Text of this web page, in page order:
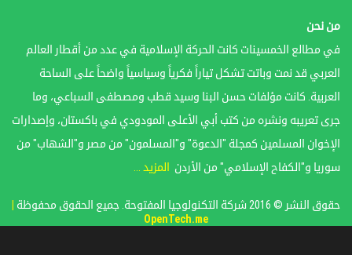
من نحن
في مطالع الخمسينات كانت الحركة الإسلامية في عدد من أقطار العالم
العربي قد نمت وباتت تشكل تياراً فكرياً وسياسياً واضحاً على الساحة
العربية. كانت مؤلفات حسن البنا وسيد قطب ومصطفى السباعي، وما
جرى تعريبه ونشره من كتب أبي الأعلى المودودي في باكستان، وإصدارات
الإخوان المسلمين كمجلة "الدعوة" و"المسلمون" من مصر و"الشهاب" من
سوريا و"الكفاح الإسلامي" من الأردن
المزيد ...
حقوق النشر © 2016 شركة التكنولوجيا المفتوحة. جميع الحقوق محفوظة
OpenTech.me